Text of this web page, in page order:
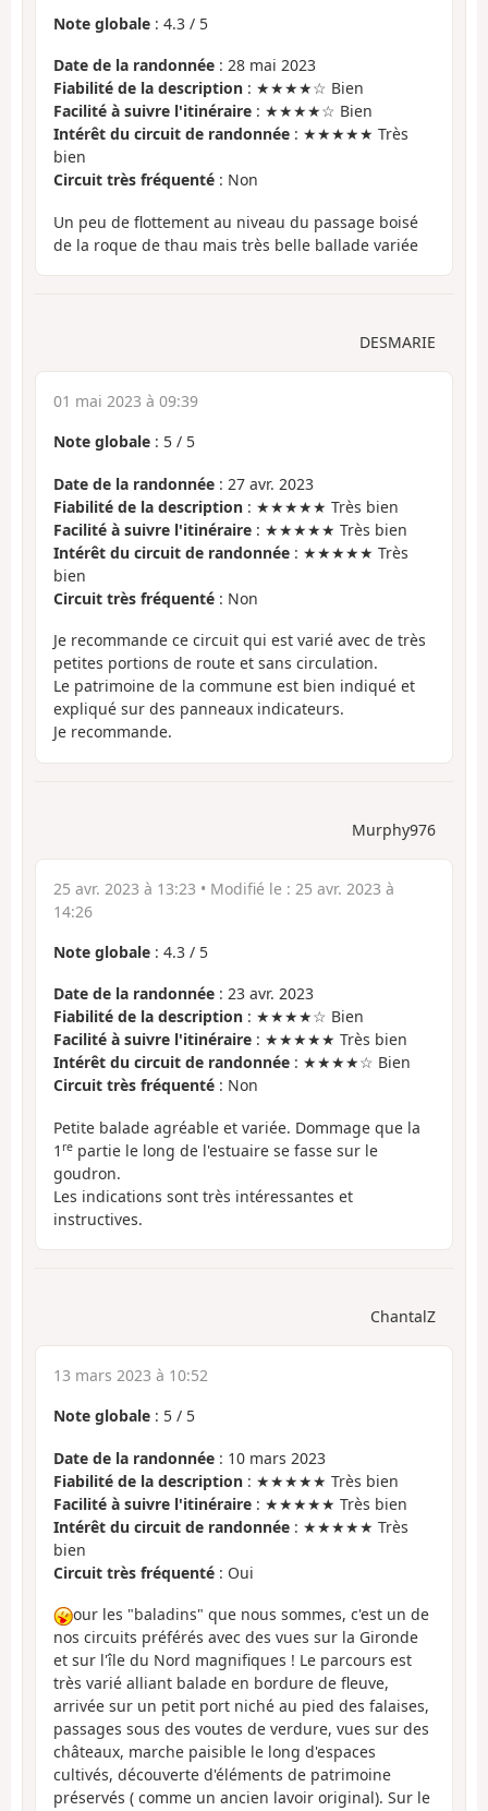
Note globale : 4.3 / 5
Date de la randonnée : 28 mai 2023
Fiabilité de la description : ★★★★☆ Bien
Facilité à suivre l'itinéraire : ★★★★☆ Bien
Intérêt du circuit de randonnée : ★★★★★ Très
bien
Circuit très fréquenté : Non
Un peu de flottement au niveau du passage boisé
de la roque de thau mais très belle ballade variée
DESMARIE
01 mai 2023 à 09:39
Note globale : 5 / 5
Date de la randonnée : 27 avr. 2023
Fiabilité de la description : ★★★★★ Très bien
Facilité à suivre l'itinéraire : ★★★★★ Très bien
Intérêt du circuit de randonnée : ★★★★★ Très
bien
Circuit très fréquenté : Non
Je recommande ce circuit qui est varié avec de très
petites portions de route et sans circulation.
Le patrimoine de la commune est bien indiqué et
expliqué sur des panneaux indicateurs.
Je recommande.
Murphy976
25 avr. 2023 à 13:23 • Modifié le : 25 avr. 2023 à
14:26
Note globale : 4.3 / 5
Date de la randonnée : 23 avr. 2023
Fiabilité de la description : ★★★★☆ Bien
Facilité à suivre l'itinéraire : ★★★★★ Très bien
Intérêt du circuit de randonnée : ★★★★☆ Bien
Circuit très fréquenté : Non
Petite balade agréable et variée. Dommage que la
1 re partie le long de l'estuaire se fasse sur le
goudron.
Les indications sont très intéressantes et
instructives.
ChantalZ
13 mars 2023 à 10:52
Note globale : 5 / 5
Date de la randonnée : 10 mars 2023
Fiabilité de la description : ★★★★★ Très bien
Facilité à suivre l'itinéraire : ★★★★★ Très bien
Intérêt du circuit de randonnée : ★★★★★ Très
bien
Circuit très fréquenté : Oui
our les "baladins" que nous sommes, c'est un de
nos circuits préférés avec des vues sur la Gironde
et sur l'île du Nord magnifiques ! Le parcours est
très varié alliant balade en bordure de fleuve,
arrivée sur un petit port niché au pied des falaises,
passages sous des voutes de verdure, vues sur des
châteaux, marche paisible le long d'espaces
cultivés, découverte d'éléments de patrimoine
préservés ( comme un ancien lavoir original). Sur le